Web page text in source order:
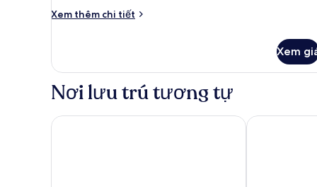
giường
phù
hợp
cho
người
khuyết
Xem thêm chi tiết
Chi
Phòng
đơn
Tiêu
chuẩn,
giường
Xem
Nơi lưu trú tương tự
Hampton Inn Dumfries/Quantico Holiday Inn